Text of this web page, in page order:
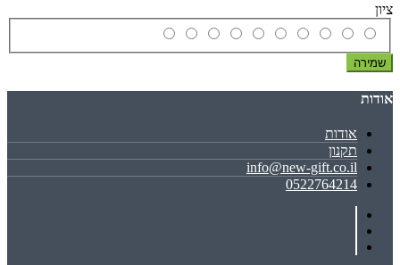
ציון
שמירה
אודות
אודות
תקנון
info@new-gift.co.il
0522764214